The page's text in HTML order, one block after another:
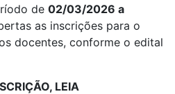
de 02/03/2026 a
as inscrições para o
docentes, conforme o edital
LEIA